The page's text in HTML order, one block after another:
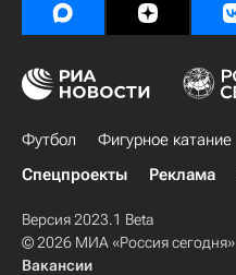
Футбол Фигурное катание
Спецпроекты
Реклама
Версия 2023.1 Beta
© 2026 МИА «Россия сегодня»
Вакансии